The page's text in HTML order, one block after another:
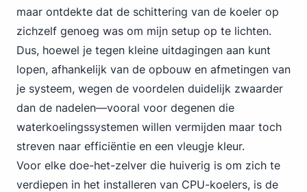
maar ontdekte dat de schittering van de koeler op
zichzelf genoeg was om mijn setup op te lichten.
Dus, hoewel je tegen kleine uitdagingen aan kunt
lopen, afhankelijk van de opbouw en afmetingen van
je systeem, wegen de voordelen duidelijk zwaarder
dan de nadelen—vooral voor degenen die
waterkoelingssystemen willen vermijden maar toch
streven naar efficiëntie en een vleugje kleur.
Voor elke doe-het-zelver die huiverig is om zich te
verdiepen in het installeren van CPU-koelers, is de